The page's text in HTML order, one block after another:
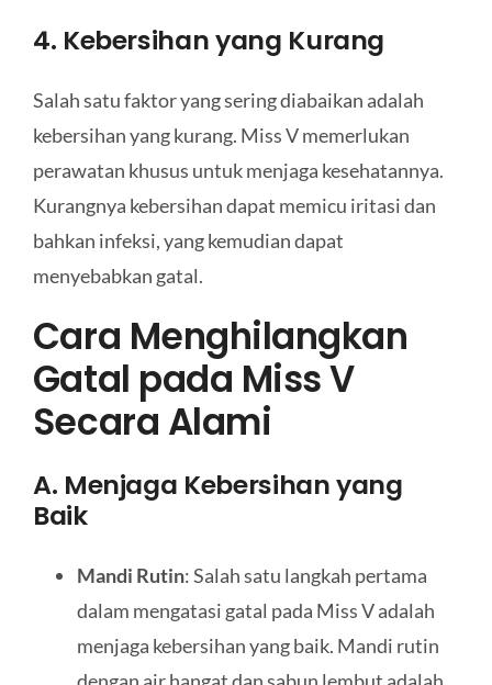
4. Kebersihan yang Kurang
Salah satu faktor yang sering diabaikan adalah
kebersihan yang kurang. Miss V memerlukan
perawatan khusus untuk menjaga kesehatannya.
Kurangnya kebersihan dapat memicu iritasi dan
bahkan infeksi, yang kemudian dapat
menyebabkan gatal.
Cara Menghilangkan
Gatal pada Miss V
Secara Alami
A. Menjaga Kebersihan yang
Baik
Mandi Rutin: Salah satu langkah pertama
dalam mengatasi gatal pada Miss V adalah
menjaga kebersihan yang baik. Mandi rutin
dengan air hangat dan sabun lembut adalah